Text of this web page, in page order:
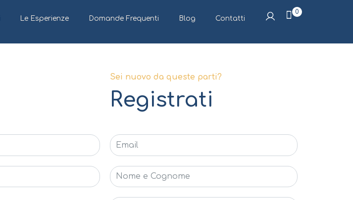
Le Esperienze Domande Frequenti Blog Contatti
0
Sei nuovo da queste parti?
Registrati